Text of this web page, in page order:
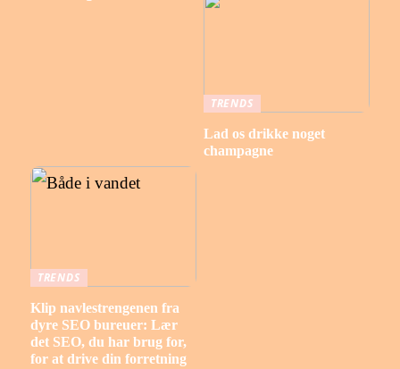
TRENDS
Lad os drikke noget
champagne
TRENDS
Klip navlestrengenen fra
dyre SEO bureuer: Lær
det SEO, du har brug for,
for at drive din forretning